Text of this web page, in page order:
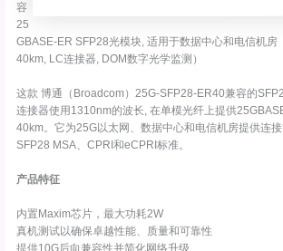
容
25
GBASE-ER SFP28光模块, 适用于数据中心和电信机房
40km, LC连接器, DOM数字光学监测）
这款 博通（Broadcom）25G-SFP28-ER40兼容的
连接器使用1310nm的波长, 在单模光纤上提供
40km。它为25G以太网、数据中心和电信机房提供连
SFP28 MSA、CPRI和eCPRI标准。
产品特征
内置Maxim芯片，最大功耗2W
真机测试以确保卓越性能、质量和可靠性